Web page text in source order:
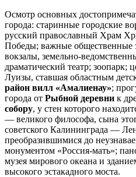
Осмотр основных
города: старинные городские
русский православный Храм
Победы; важные общественные
вокзалы, земельно-
драматический театр; зоопарк;
Луизы, ставшая областным
район вилл «Амалиенау»;
города от Рыбной деревни к
собору, у стен которого
— великого философа, сына
советского Калининграда —
преобразившимися до
монументом «Россия-мать»;
музея мирового океана и
высокого эстакадного моста.